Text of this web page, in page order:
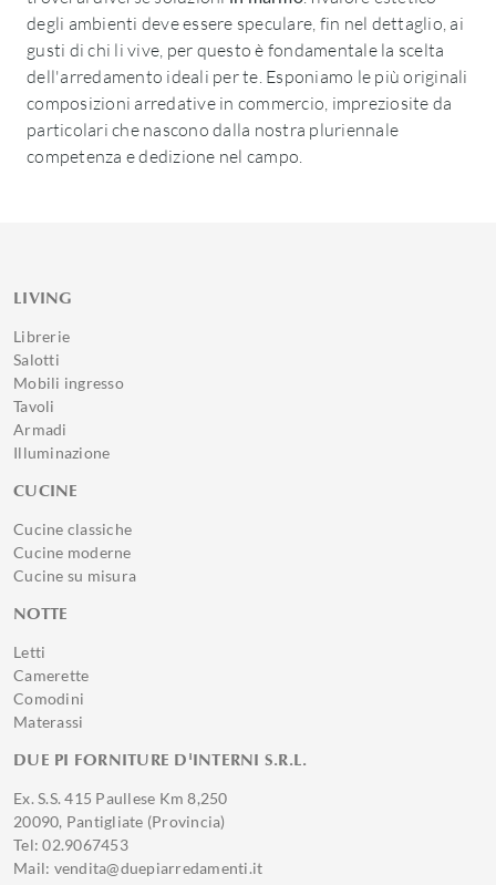
degli ambienti deve essere speculare, fin nel dettaglio, ai
gusti di chi li vive, per questo è fondamentale la scelta
dell'arredamento ideali per te. Esponiamo le più originali
composizioni arredative in commercio, impreziosite da
particolari che nascono dalla nostra pluriennale
competenza e dedizione nel campo.
LIVING
Librerie
Salotti
Mobili ingresso
Tavoli
Armadi
Illuminazione
CUCINE
Cucine classiche
Cucine moderne
Cucine su misura
NOTTE
Letti
Camerette
Comodini
Materassi
DUE PI FORNITURE D'INTERNI S.R.L.
Ex. S.S. 415 Paullese Km 8,250
20090, Pantigliate (Provincia)
Tel: 02.9067453
Mail: vendita@duepiarredamenti.it